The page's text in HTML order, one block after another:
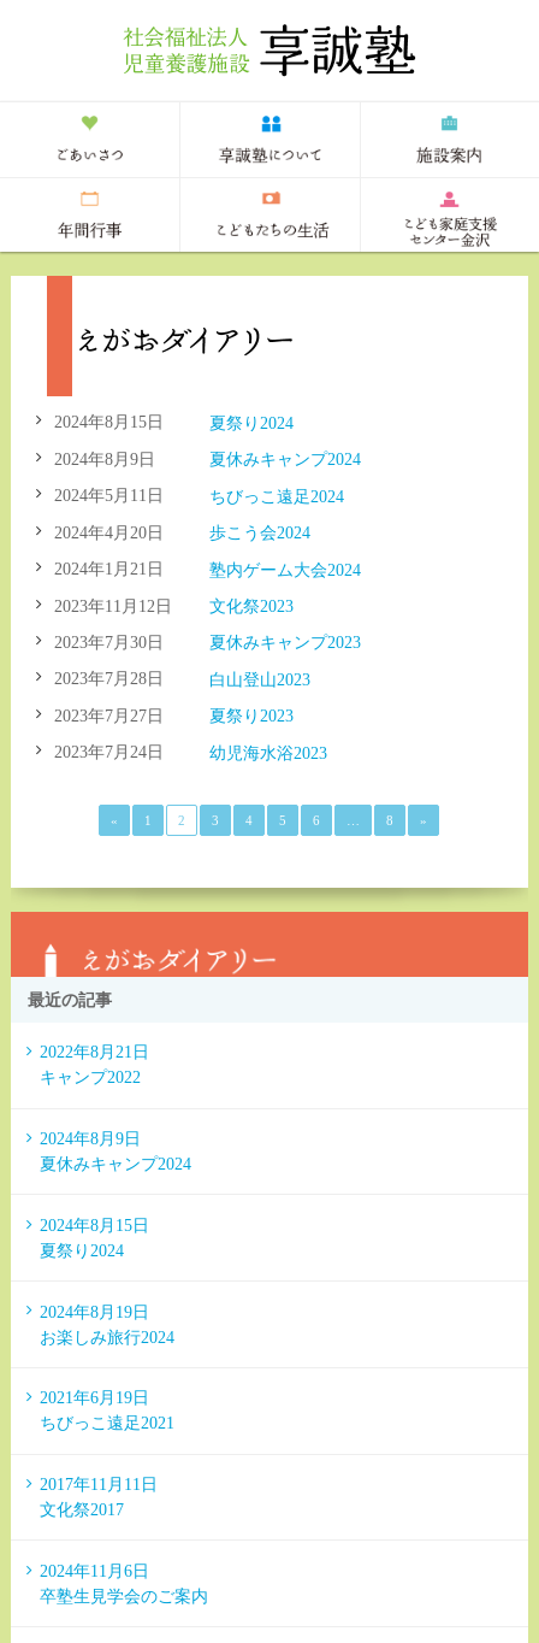
2024年8月15日
夏祭り2024
2024年8月9日
夏休みキャンプ2024
2024年5月11日
ちびっこ遠足2024
2024年4月20日
歩こう会2024
2024年1月21日
塾内ゲーム大会2024
2023年11月12日
文化祭2023
2023年7月30日
夏休みキャンプ2023
2023年7月28日
白山登山2023
2023年7月27日
夏祭り2023
2023年7月24日
幼児海水浴2023
« 1 2 3 4 5 6 8 »
最近の記事
2022年8月21日
キャンプ2022
2024年8月9日
夏休みキャンプ2024
2024年8月15日
夏祭り2024
2024年8月19日
お楽しみ旅行2024
2021年6月19日
ちびっこ遠足2021
2017年11月11日
文化祭2017
2024年11月6日
卒塾生見学会のご案内